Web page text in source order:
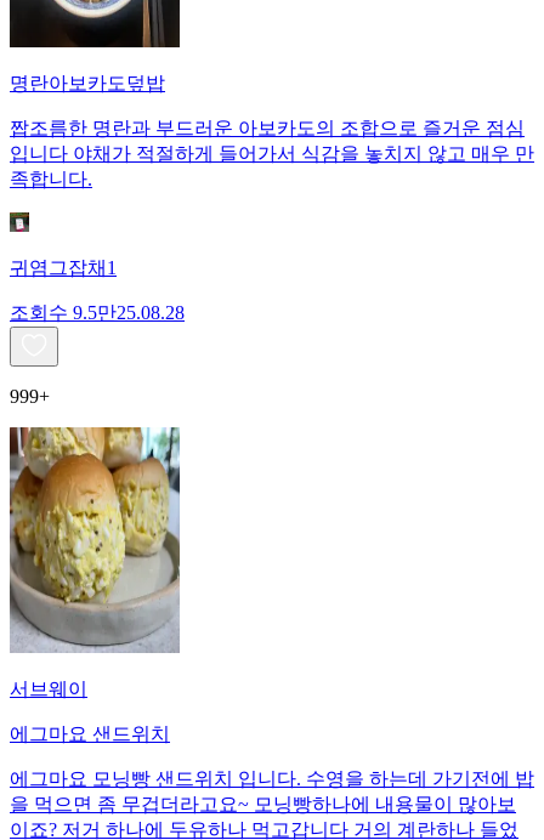
명란아보카도덮밥
짭조름한 명란과 부드러운 아보카도의 조합으로 즐거운 점심
입니다 야채가 적절하게 들어가서 식감을 놓치지 않고 매우 만
족합니다.
귀염그잡채1
조회수 9.5만25.08.28
999+
서브웨이
에그마요 샌드위치
에그마요 모닝빵 샌드위치 입니다. 수영을 하는데 가기전에 밥
을 먹으면 좀 무겁더라고요~ 모닝빵하나에 내용물이 많아보
이죠? 저거 하나에 두유하나 먹고갑니다 거의 계란하나 들었